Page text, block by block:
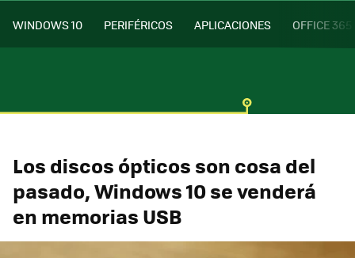
WINDOWS 10 PERIFÉRICOS APLICACIONES OFFICE 365
Los discos ópticos son cosa del
pasado, Windows 10 se venderá
en memorias USB